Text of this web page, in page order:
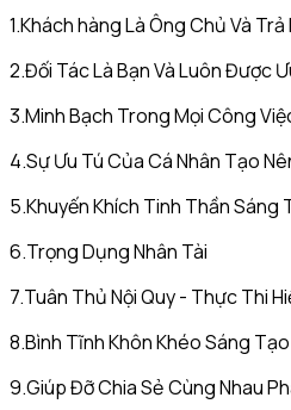
1.Khách hàng Là Ông Chủ Và
2.Đối Tác Là Bạn Và Luôn Được
3.Minh Bạch Trong Mọi Công
4.Sự Ưu Tú Của Cá Nhân Tạo
5.Khuyến Khích Tinh Thần Sáng
6.Trọng Dụng Nhân Tài
7.Tuân Thủ Nội Quy - Thực Thi
8.Bình Tĩnh Khôn Khéo Sáng
9.Giúp Đỡ Chia Sẻ Cùng Nhau